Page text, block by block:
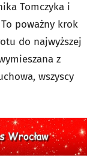
Tomczyka i
poważny krok
do najwyższej
z
wszyscy